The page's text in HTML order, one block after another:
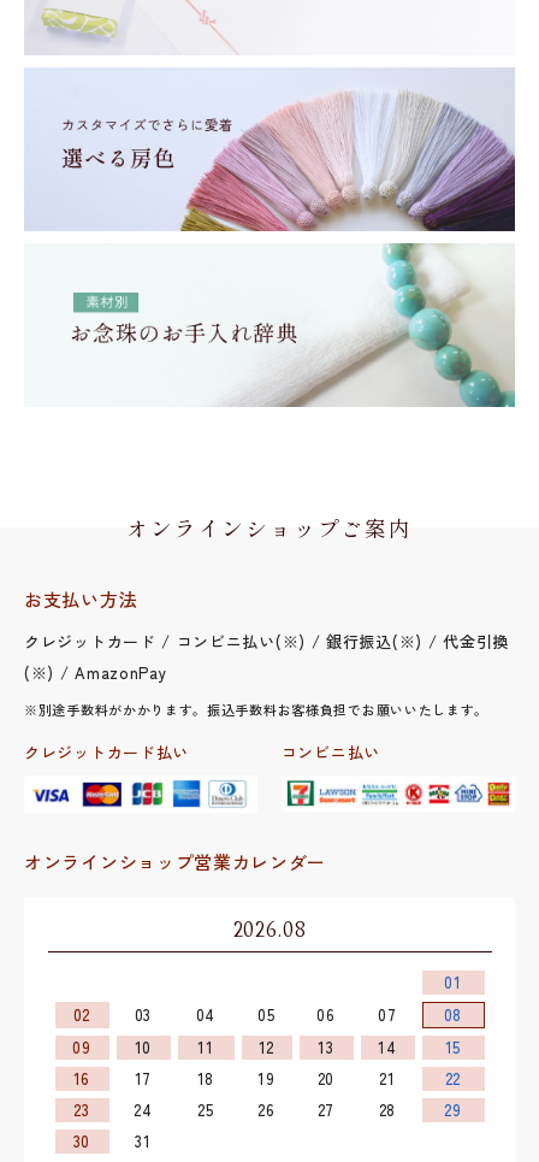
オンラインショップご案内
お支払い方法
クレジットカード / コンビニ払い(※) / 銀行振込(※) / 代金引換
(※) / AmazonPay
※別途手数料がかかります。振込手数料お客様負担でお願いいたします。
クレジットカード払い コンビニ払い
オンラインショップ営業カレンダー
2026.08
01
02
03 04 05 06 07
08
09
10 11 12 13 14
15
16
17 18 19 20 21
22
23
24 25 26 27 28
29
30
31